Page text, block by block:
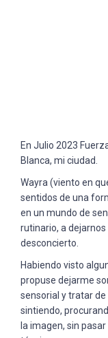
En Julio 2023
Blanca, mi ciudad.
Wayra (viento en
sentidos de una
en un mundo de
rutinario, a dejarnos
desconcierto.
Habiendo visto
propuse dejarme
sensorial y tratar
sintiendo,
la imagen, sin